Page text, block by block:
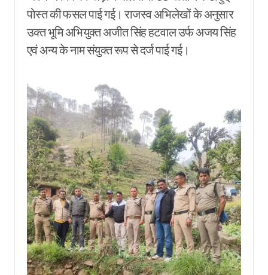
पोस्त की फसल पाई गई। राजस्व अभिलेखों के अनुसार
उक्त भूमि अभियुक्त अजीत सिंह हटवाल उर्फ अजय सिंह
एवं अन्य के नाम संयुक्त रूप से दर्ज पाई गई।